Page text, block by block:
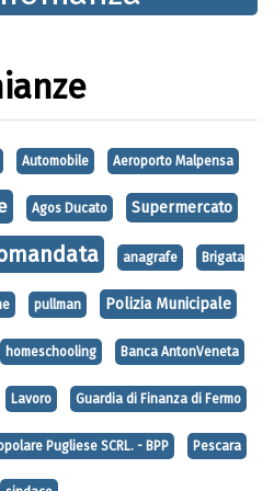
Automobile Aeroporto Malpensa
Agos Ducato Supermercato
anagrafe Brigata
pullman Polizia Municipale
homeschooling Banca AntonVeneta
Lavoro Guardia di Finanza di Fermo
Pugliese SCRL. - BPP Pescara